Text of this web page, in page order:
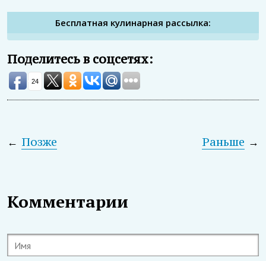
Бесплатная кулинарная рассылка:
Поделитесь в соцсетях:
24
← Позже →
Раньше
Комментарии